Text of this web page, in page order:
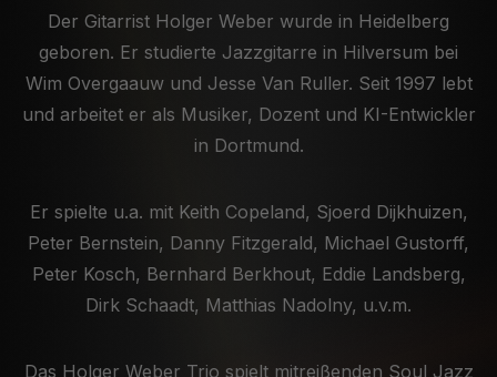
Der Gitarrist Holger Weber wurde in Heidelberg
geboren. Er studierte Jazzgitarre in Hilversum bei
Wim Overgaauw und Jesse Van Ruller. Seit 1997 lebt
und arbeitet er als Musiker, Dozent und KI-Entwickler
in Dortmund.
Er spielte u.a. mit Keith Copeland, Sjoerd Dijkhuizen,
Peter Bernstein, Danny Fitzgerald, Michael Gustorff,
Peter Kosch, Bernhard Berkhout, Eddie Landsberg,
Dirk Schaadt, Matthias Nadolny, u.v.m.
Das Holger Weber Trio spielt mitreißenden Soul Jazz